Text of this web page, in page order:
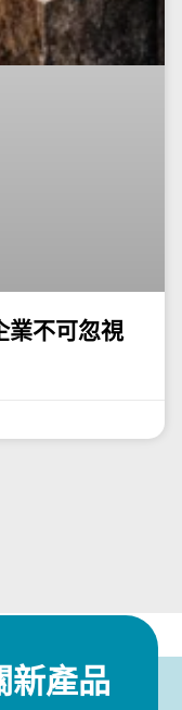
業不可忽視
新產品